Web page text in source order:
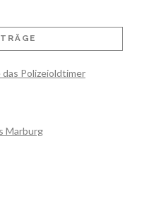
Polizeioldtimer
Marburg